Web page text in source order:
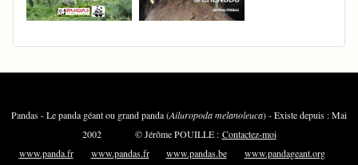
Pandas - Le panda géant ou grand panda (Ailuropoda melanoleuca) - Existe depuis : Mai
2002 © Jérôme POUILLE : Contactez-moi
www.panda.fr
www.pandas.fr www.pandas.be
www.pandageant.org